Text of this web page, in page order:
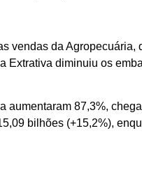
vendas da
Extrativa diminuiu os
87,3%,
bilhões (+15,2%),